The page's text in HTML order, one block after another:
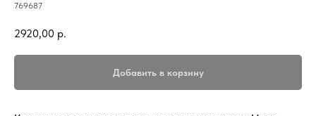
769687
2920,00 р.
Добавить в корзину